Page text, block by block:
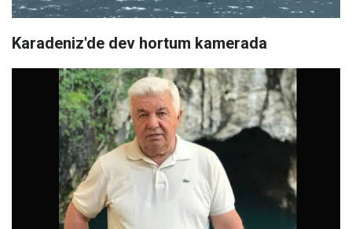
Karadeniz'de dev hortum kamerada